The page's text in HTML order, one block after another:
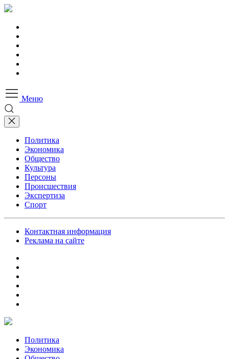
Меню
Политика
Экономика
Общество
Культура
Персоны
Происшествия
Экспертиза
Спорт
Контактная информация
Реклама на сайте
Политика
Экономика